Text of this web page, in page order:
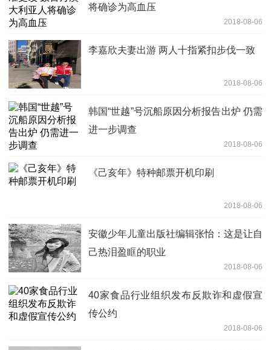
将确诊为高血压
2018-08-06
李嘉欣夫妻出游 两人十指紧扣步伐一致
2018-08-06
韩国“世越”号沉船原因分析报告出炉 仍需
进一步调查
2018-08-06
《己亥年》特种邮票开机印刷
2018-08-06
安徽少年儿童出版社编辑张怡：这是让自
己热泪盈眶的职业
2018-08-06
40家食品行业组织发布反欺诈和虚假宣
传公约
2018-08-06